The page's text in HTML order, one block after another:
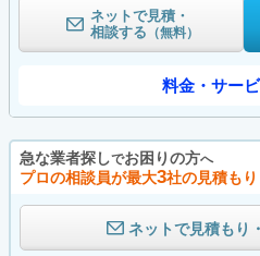
ネットで見積・
相談する （無料）
料金・サー
急な業者探しでお困りの方へ
プロの相談員が最大3社の見積も
ネットで見積もり